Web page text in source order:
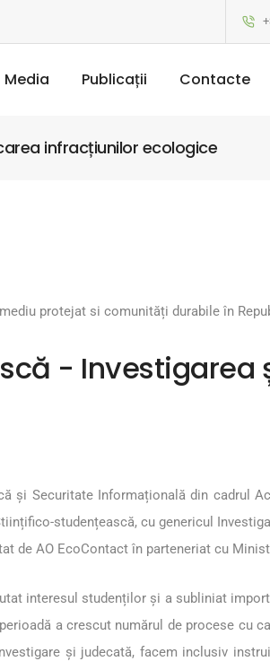
Media Publicații Contacte
infracțiunilor ecologice
protejat si comunități durabile în
- Investigarea
și Securitate Informațională din cadrul
studențească, cu genericul
de AO EcoContact în parteneriat cu
interesul studenților și a subliniat
a crescut numărul de procese cu
și judecată, facem inclusiv